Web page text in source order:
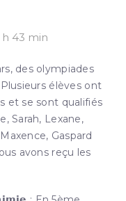
h 43 min
des olympiades
élèves ont
et se sont qualifiés
Sarah, Lexane,
Gaspard
avons reçu les